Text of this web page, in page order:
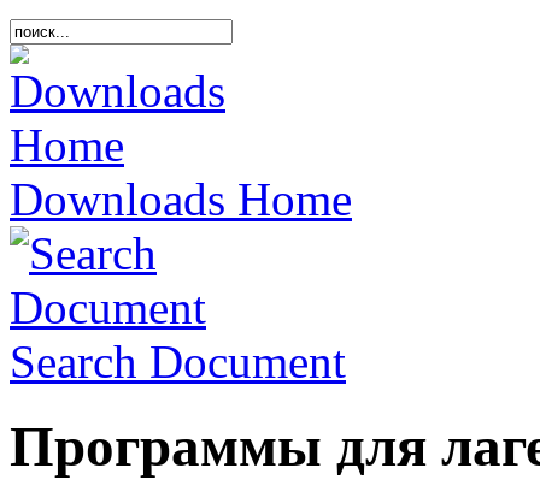
Downloads Home
Search Document
Программы для